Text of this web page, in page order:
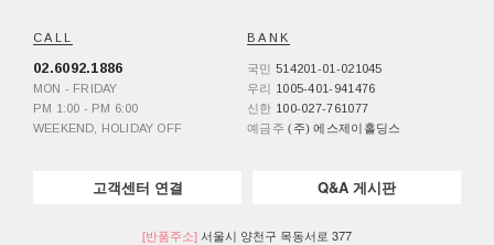
CALL
02.6092.1886
MON - FRIDAY
PM 1:00 - PM 6:00
WEEKEND, HOLIDAY OFF
BANK
국민 514201-01-021045
우리 1005-401-941476
신한 100-027-761077
예금주 (주) 에스제이홀딩스
고객센터 연결 Q&A 게시판
[반품주소] 서울시 양천구 목동서로 377